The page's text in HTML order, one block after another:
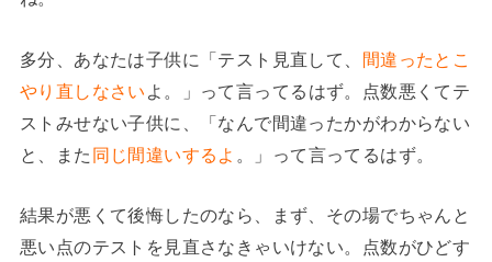
多分、あなたは子供に「テスト見直して、 間違ったとこ
やり直しなさい よ。」って言ってるはず。点数悪くてテ
ストみせない子供に、「なんで間違ったかがわからない
と、また 同じ間違いするよ 。」って言ってるはず。
結果が悪くて後悔したのなら、まず、その場でちゃんと
悪い点のテストを見直さなきゃいけない。点数がひどす